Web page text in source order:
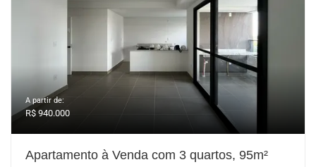
A partir de:
R$ 940.000
Apartamento à Venda com 3 quartos, 95m²